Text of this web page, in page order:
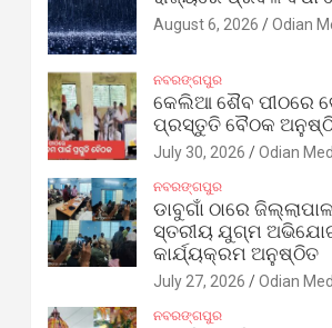
August 6, 2026 Odian
ନବରଙ୍ଗପୁର
କେଲିଆ ଶୈବ ପୀଠରେ
ପ୍ରସ୍ତୁତି ବୈଠକ
July 30, 2026 Odian
ନବରଙ୍ଗପୁର
ଡାବୁଗାଁ ଠାରେ
ସ୍ତରୀୟ ଯୁଗ୍ମ
କାର୍ଯ୍ୟକ୍ରମ ଅନୁଷ୍ଠିତ
July 27, 2026 Odian
ନବରଙ୍ଗପୁର